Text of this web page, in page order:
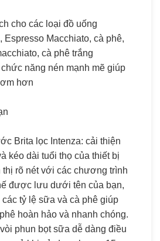
cho các loại đồ uống
Espresso Macchiato, cà phê,
cà phê trắng
năng nén mạnh mẽ giúp
hơn
Brita lọc Intenza: cải thiện
kéo dài tuổi thọ của thiết bị
thị rõ nét với các chương trình
được lưu dưới tên của bạn,
các tỷ lệ sữa và cà phê giúp
hoàn hảo và nhanh chóng.
phun bọt sữa dễ dàng điều